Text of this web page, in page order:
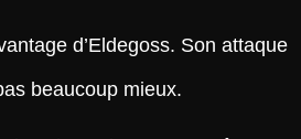
d’Eldegoss. Son attaque
beaucoup mieux.